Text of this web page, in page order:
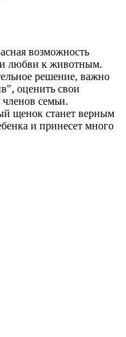
возможность
и любви к животным.
решение, важно
оценить свои
семьи.
щенок станет верным
и принесет много